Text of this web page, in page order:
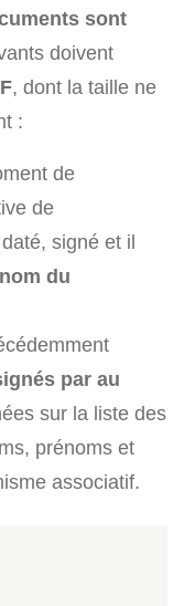
sont
doivent
, dont la taille ne
:
de
de
signé et il
du
par au
sur la liste des
prénoms et
associatif.